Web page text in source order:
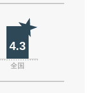
4.3
全国